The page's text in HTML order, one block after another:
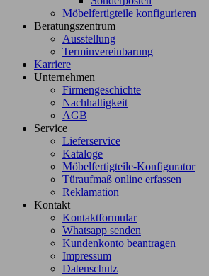
Möbelfertigteile konfigurieren
Beratungszentrum
Ausstellung
Terminvereinbarung
Karriere
Unternehmen
Firmengeschichte
Nachhaltigkeit
AGB
Service
Lieferservice
Kataloge
Möbelfertigteile-Konfigurator
Türaufmaß online erfassen
Reklamation
Kontakt
Kontaktformular
Whatsapp senden
Kundenkonto beantragen
Impressum
Datenschutz